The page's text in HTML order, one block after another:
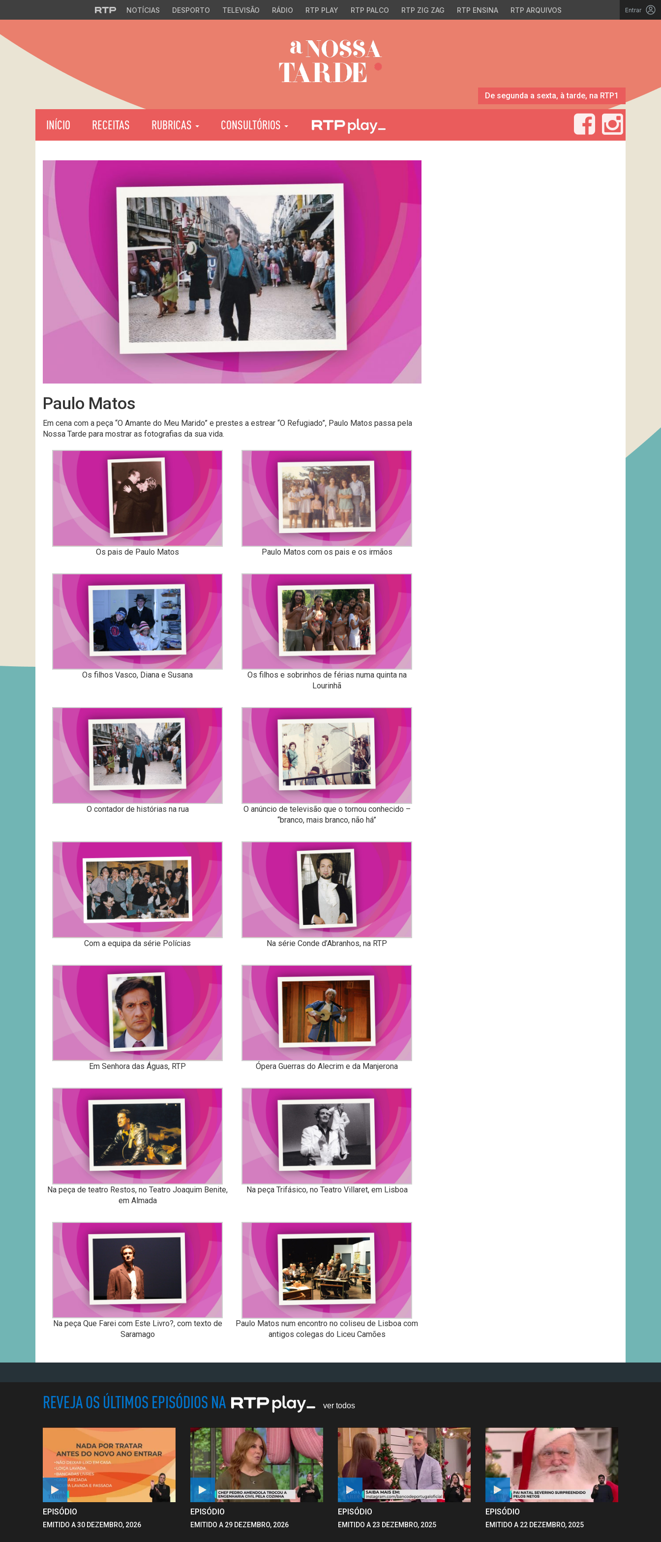
NOTÍCIAS DESPORTO TELEVISÃO RÁDIO RTP PLAY RTP PALCO RTP ZIG ZAG RTP ENSINA RTP ARQUIVOS Entrar
De segunda a sexta, à tarde, na RTP1
INÍCIO RECEITAS RUBRICAS CONSULTÓRIOS
Paulo Matos
Em cena com a peça “O Amante do Meu Marido” e prestes a estrear “O Refugiado”, Paulo Matos passa pela
Nossa Tarde para mostrar as fotografias da sua vida.
Os pais de Paulo Matos Paulo Matos com os pais e os irmãos
Os filhos Vasco, Diana e Susana
Os filhos e sobrinhos de férias numa quinta na
Lourinhã
O contador de histórias na rua
O anúncio de televisão que o tornou conhecido –
“branco, mais branco, não há”
Com a equipa da série Polícias Na série Conde d’Abranhos, na RTP
Em Senhora das Águas, RTP Ópera Guerras do Alecrim e da Manjerona
Na peça de teatro Restos, no Teatro Joaquim Benite,
em Almada
Na peça Trifásico, no Teatro Villaret, em Lisboa
Na peça Que Farei com Este Livro?, com texto de
Saramago
Paulo Matos num encontro no coliseu de Lisboa com
antigos colegas do Liceu Camões
REVEJA OS ÚLTIMOS EPISÓDIOS NA ver todos
EPISÓDIO
EMITIDO A 30 DEZEMBRO, 2026
EPISÓDIO
EMITIDO A 29 DEZEMBRO, 2026
EPISÓDIO
EMITIDO A 23 DEZEMBRO, 2025
EPISÓDIO
EMITIDO A 22 DEZEMBRO, 2025